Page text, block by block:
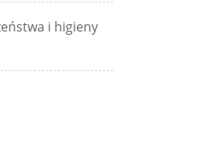
i higieny